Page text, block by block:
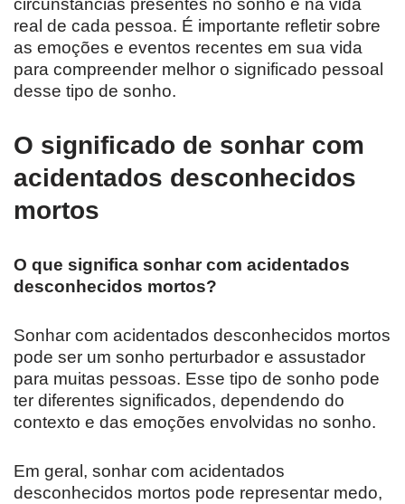
circunstâncias presentes no sonho e na vida
real de cada pessoa. É importante refletir sobre
as emoções e eventos recentes em sua vida
para compreender melhor o significado pessoal
desse tipo de sonho.
O significado de sonhar com
acidentados desconhecidos
mortos
O que significa sonhar com acidentados
desconhecidos mortos?
Sonhar com acidentados desconhecidos mortos
pode ser um sonho perturbador e assustador
para muitas pessoas. Esse tipo de sonho pode
ter diferentes significados, dependendo do
contexto e das emoções envolvidas no sonho.
Em geral, sonhar com acidentados
desconhecidos mortos pode representar medo,